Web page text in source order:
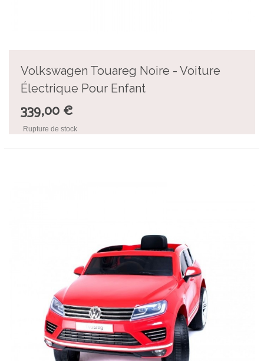
Volkswagen Touareg Noire - Voiture
Électrique Pour Enfant
339,00 €
Rupture de stock